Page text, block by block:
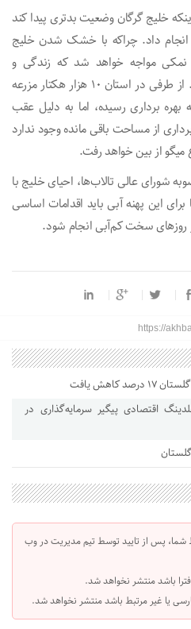
خلیج گرگان وضعیت بدتری پیدا کند
انجام داد. چراکه با خشک شدن خلیج
نمکی مواجه خواهد شد که زندگی و
کشاورزی مردم را نابود خواهد کرد. از طرفی در استان ۱۰ هزار هکتار مزرعه
هکتار آن به بهره برداری رسیده، اما به دلیل عقب
از مساحت باقی مانده وجود ندارد
میگو از بین خواهد رفت.
شورای عالی تالاب‌ها، احیای خلیج با
برای این پهنه آبی باید اقدامات اساسی
روز‌های سخت کم‌آبی انجام شود.
https://
یافت
بابک زنجانی با ۱۱ هلدینگ اقتصادی پیگیر سرمایه‌گذاری در
پس از تایید توسط تیم مدیریت در وب
باشد منتشر نخواهد شد.
یا غیر مرتبط باشد منتشر نخواهد شد.